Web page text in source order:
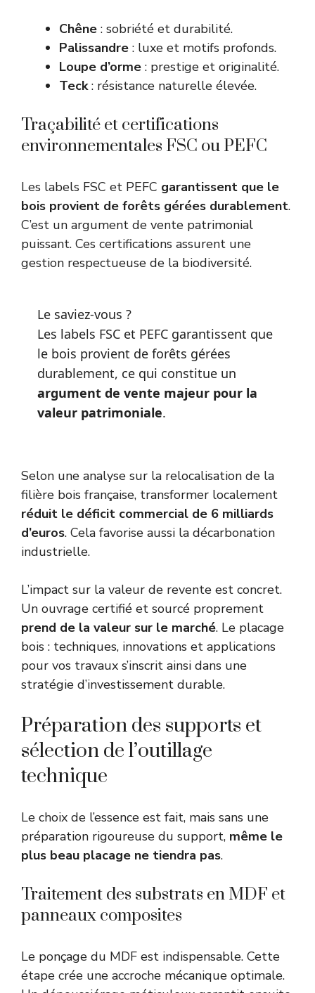
Chêne : sobriété et durabilité.
Palissandre : luxe et motifs profonds.
Loupe d’orme : prestige et originalité.
Teck: résistance naturelle élevée.
Traçabilité et certifications
environnementales FSC ou PEFC
Les labels FSC et PEFC garantissent que le
bois provient de forêts gérées durablement.
C’est un argument de vente patrimonial
puissant. Ces certifications assurent une
gestion respectueuse de la biodiversité.
Le saviez-vous ?
Les labels FSC et PEFC garantissent que
le bois provient de forêts gérées
durablement, ce qui constitue un
argument de vente majeur pour la
valeur patrimoniale.
Selon une analyse sur la relocalisation de la
filière bois française, transformer localement
réduit le déficit commercial de 6 milliards
d’euros. Cela favorise aussi la décarbonation
industrielle.
L’impact sur la valeur de revente est concret.
Un ouvrage certifié et sourcé proprement
prend de la valeur sur le marché. Le placage
bois : techniques, innovations et applications
pour vos travaux s’inscrit ainsi dans une
stratégie d’investissement durable.
Préparation des supports et
sélection de l’outillage
technique
Le choix de l’essence est fait, mais sans une
préparation rigoureuse du support, même le
plus beau placage ne tiendra pas.
Traitement des substrats en MDF et
panneaux composites
Le ponçage du MDF est indispensable. Cette
étape crée une accroche mécanique optimale.